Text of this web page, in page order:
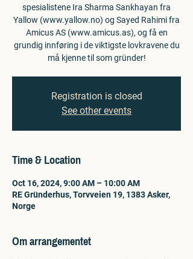
spesialistene Ira Sharma Sankhayan fra
Yallow (www.yallow.no) og Sayed Rahimi fra
Amicus AS (www.amicus.as), og få en
grundig innføring i de viktigste lovkravene du
må kjenne til som gründer!
Registration is closed
See other events
Time & Location
Oct 16, 2024, 9:00 AM – 10:00 AM
RE Gründerhus, Torvveien 19, 1383 Asker,
Norge
Om arrangementet